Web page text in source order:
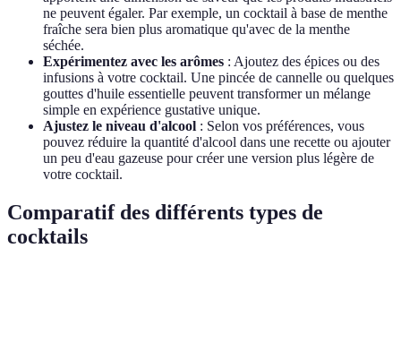
ne peuvent égaler. Par exemple, un cocktail à base de menthe
fraîche sera bien plus aromatique qu'avec de la menthe
séchée.
Expérimentez avec les arômes : Ajoutez des épices ou des
infusions à votre cocktail. Une pincée de cannelle ou quelques
gouttes d'huile essentielle peuvent transformer un mélange
simple en expérience gustative unique.
Ajustez le niveau d'alcool : Selon vos préférences, vous
pouvez réduire la quantité d'alcool dans une recette ou ajouter
un peu d'eau gazeuse pour créer une version plus légère de
votre cocktail.
Comparatif des différents types de
cocktails